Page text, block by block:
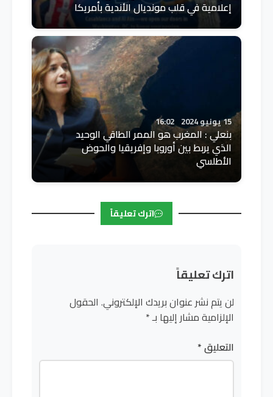
إعلامية في قلب مونديال الأندية بأمريكا
15 يونيو 2024 16:02
بنعلي : المغرب هو الممر الطاقي الوحيد
الذي يربط بين أوروبا وإفريقيا والحوض
الأطلسي
اترك تعليقاً
اترك تعليقاً
لن يتم نشر عنوان بريدك الإلكتروني. الحقول
الإلزامية مشار إليها بـ*
التعليق*